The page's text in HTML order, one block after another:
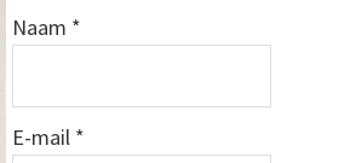
Naam *
E-mail *